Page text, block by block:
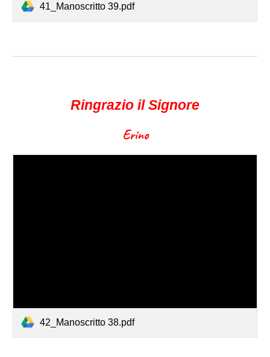
41_Manoscritto 39.pdf
Ringrazio il Signore
Erino
42_Manoscritto 38.pdf